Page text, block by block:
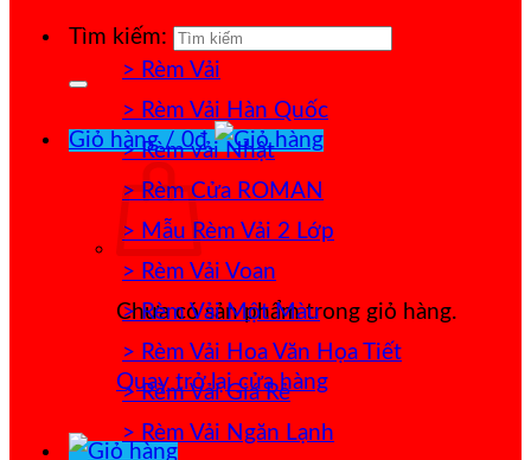
Tìm kiếm:
Giỏ hàng /0₫
Chưa có sản phẩm trong giỏ hàng.
Quay trở lại cửa hàng
> Rèm Vải
> Rèm Vải Hàn Quốc
> Rèm vải Nhật
> Rèm Cửa ROMAN
> Mẫu Rèm Vải 2 Lớp
> Rèm Vải Voan
> Rèm Vải Một Màu
> Rèm Vải Hoa Văn Họa Tiết
> Rèm Vải Giá Rẻ
> Rèm Vải Ngăn Lạnh